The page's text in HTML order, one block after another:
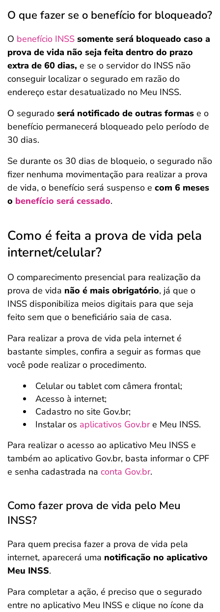
O que fazer se o benefício for bloqueado?
O benefício INSS somente será bloqueado caso a
prova de vida não seja feita dentro do prazo
extra de 60 dias, e se o servidor do INSS não
conseguir localizar o segurado em razão do
endereço estar desatualizado no Meu INSS.
O segurado será notificado de outras formas e o
benefício permanecerá bloqueado pelo período de
30 dias.
Se durante os 30 dias de bloqueio, o segurado não
fizer nenhuma movimentação para realizar a prova
de vida, o benefício será suspenso e com 6 meses
o benefício será cessado.
Como é feita a prova de vida pela
internet/celular?
O comparecimento presencial para realização da
prova de vida não é mais obrigatório, já que o
INSS disponibiliza meios digitais para que seja
feito sem que o beneficiário saia de casa.
Para realizar a prova de vida pela internet é
bastante simples, confira a seguir as formas que
você pode realizar o procedimento.
Celular ou tablet com câmera frontal;
Acesso à internet;
Cadastro no site Gov.br;
Instalar os aplicativos Gov.bre Meu INSS.
Para realizar o acesso ao aplicativo Meu INSS e
também ao aplicativo Gov.br, basta informar o CPF
e senha cadastrada na conta Gov.br.
Como fazer prova de vida pelo Meu
INSS?
Para quem precisa fazer a prova de vida pela
internet, aparecerá uma notificação no aplicativo
Meu INSS.
Para completar a ação, é preciso que o segurado
entre no aplicativo Meu INSS e clique no ícone da